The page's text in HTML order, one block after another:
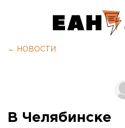
← НОВОСТИ
В Челябинске